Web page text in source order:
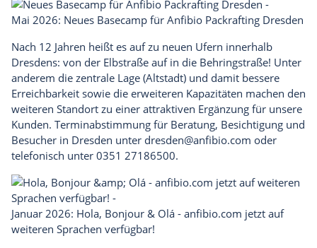
Mai 2026: Neues Basecamp für Anfibio Packrafting Dresden
Nach 12 Jahren heißt es auf zu neuen Ufern innerhalb
Dresdens: von der Elbstraße auf in die Behringstraße! Unter
anderem die zentrale Lage (Altstadt) und damit bessere
Erreichbarkeit sowie die erweiteren Kapazitäten machen den
weiteren Standort zu einer attraktiven Ergänzung für unsere
Kunden. Terminabstimmung für Beratung, Besichtigung und
Besucher in Dresden unter dresden@anfibio.com oder
telefonisch unter 0351 27186500.
Januar 2026: Hola, Bonjour & Olá - anfibio.com jetzt auf
weiteren Sprachen verfügbar!